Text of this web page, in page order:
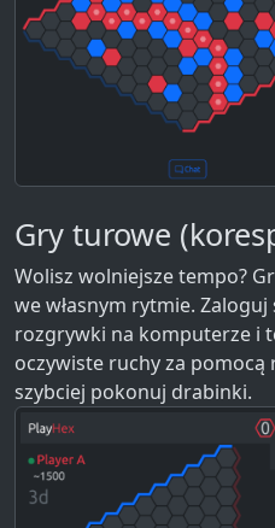
Gry turowe
Wolisz wolniejsze tempo?
we własnym rytmie.
rozgrywki na komputerze i
oczywiste ruchy za
szybciej pokonuj drabinki.